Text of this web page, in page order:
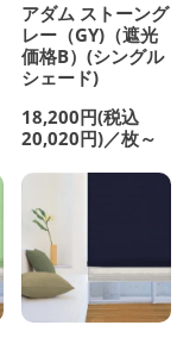
アダム ストーング
レー（GY)（遮光
価格B）(シングル
シェード)
18,200円(税込
20,020円)／枚～